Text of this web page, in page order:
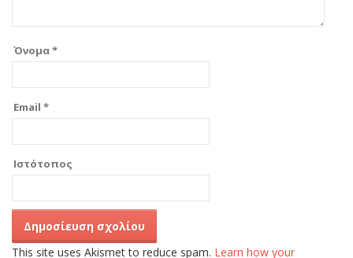
Όνομα*
Email *
Ιστότοπος
This site uses Akismet to reduce spam. Learn how your